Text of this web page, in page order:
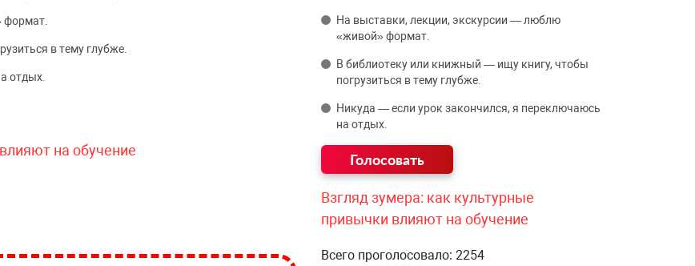
формат.
в тему глубже.
отдых.
на обучение
На выставки, лекции, экскурсии — люблю
«живой» формат.
В библиотеку или книжный — ищу книгу, чтобы
погрузиться в тему глубже.
Никуда — если урок закончился, я переключаюсь
на отдых.
Взгляд зумера: как культурные
привычки влияют на обучение
Всего проголосовало: 2254